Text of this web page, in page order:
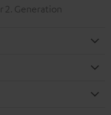
2. Generation